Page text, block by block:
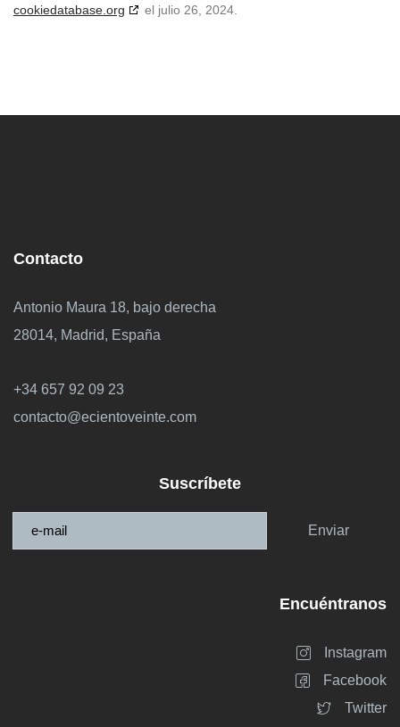
cookiedatabase.org
el julio 26, 2024.
Contacto
Antonio Maura 18, bajo derecha
28014, Madrid, España
+34 657 92 09 23
contacto@ecientoveinte.com
Suscríbete
Enviar
Encuéntranos
Instagram
Facebook
Twitter